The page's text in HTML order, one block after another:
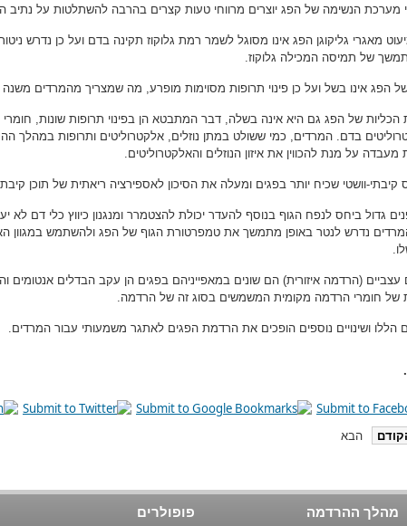
מערכת הנשימה של הפג יוצרים מרווחי טעות קצרים בהרבה להשתלטות על נתיב
מאגרי גליקוגן הפג אינו מסוגל לשמר רמת גלוקוז תקינה בדם ועל כן נדרש
של תמיסה המכילה גלוקוז.
הפג אינו בשל ועל כן פינוי תרופות מסוימות מופרע, מה שמצריך מהמרדים משנה
של הפג גם היא אינה בשלה, דבר המתבטא הן בפינוי תרופות שונות, חומרי
בדם. המרדים, כמי ששולט במתן נוזלים, אלקטרוליטים ותרופות במהלך
מעבדה על מנת להכווין את איזון הנוזלים והאלקטרוליטים.
קיבתי-וושטי שכיח יותר בפגים ומעלה את הסיכון לאספירציה ריאתית של תוכן
גדול ביחס לנפח הגוף בנוסף להעדר יכולת להצטמרר ומנגנון כיווץ כלי דם לא
נדרש לנטר באופן מתמשך את טמפרטורת הגוף של הפג ולהשתמש במגוון
(הרדמה איזורית) הם שונים במאפייניהם בפגים הן עקב הבדלים אנטומים
של חומרי הרדמה מקומית המשמשים בסוג זה של הרדמה.
הללו ושינויים נוספים הופכים את הרדמת הפגים לאתגר משמעותי עבור המרדים.
הבא
פופולרים מהלך ההרדמה